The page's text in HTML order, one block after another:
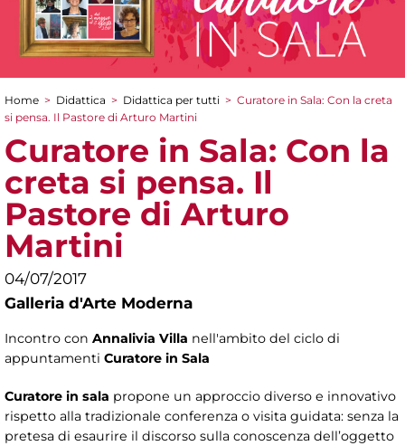
Tu sei qui
Home > Didattica > Didattica per tutti > Curatore in Sala: Con la creta
si pensa. Il Pastore di Arturo Martini
Curatore in Sala: Con la
creta si pensa. Il
Pastore di Arturo
Martini
04/07/2017
Galleria d'Arte Moderna
Incontro con Annalivia Villa nell'ambito del ciclo di
appuntamenti Curatore in Sala
Curatore in sala propone un approccio diverso e innovativo
rispetto alla tradizionale conferenza o visita guidata: senza la
pretesa di esaurire il discorso sulla conoscenza dell’oggetto